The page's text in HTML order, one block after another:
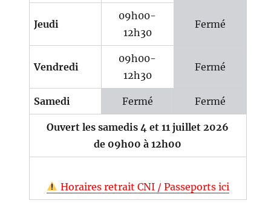
Jeudi
09h00-
12h30
Fermé
Vendredi
09h00-
12h30
Fermé
Samedi Fermé Fermé
Ouvert les samedis 4 et 11 juillet 2026
de 09h00 à 12h00
Horaires retrait CNI / Passeports ici